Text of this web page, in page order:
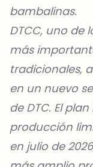
bambalinas.
DTCC, uno de
más
tradicionales,
en un nuevo
de DTC. El
producción
en julio de